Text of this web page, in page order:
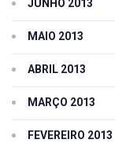
JUNHO 2013
MAIO 2013
ABRIL 2013
MARÇO 2013
FEVEREIRO 2013